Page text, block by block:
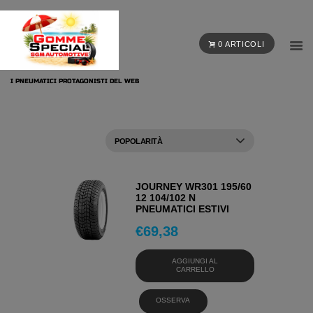
0 ARTICOLI
I PNEUMATICI PROTAGONISTI DEL WEB
JOURNEY WR301 195/60
12 104/102 N
PNEUMATICI ESTIVI
€69,38
AGGIUNGI AL
CARRELLO
OSSERVA